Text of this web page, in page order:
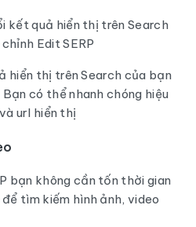
kết quả hiển thị trên Search
Edit SERP
hiển thị trên Search của bạn
có thể nhanh chóng hiệu
url hiển thị
bạn không cần tốn thời gian
tìm kiếm hình ảnh, video